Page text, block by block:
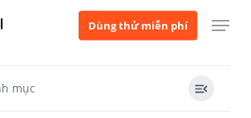
Dùng thử miễn phí Thực đơn
mục